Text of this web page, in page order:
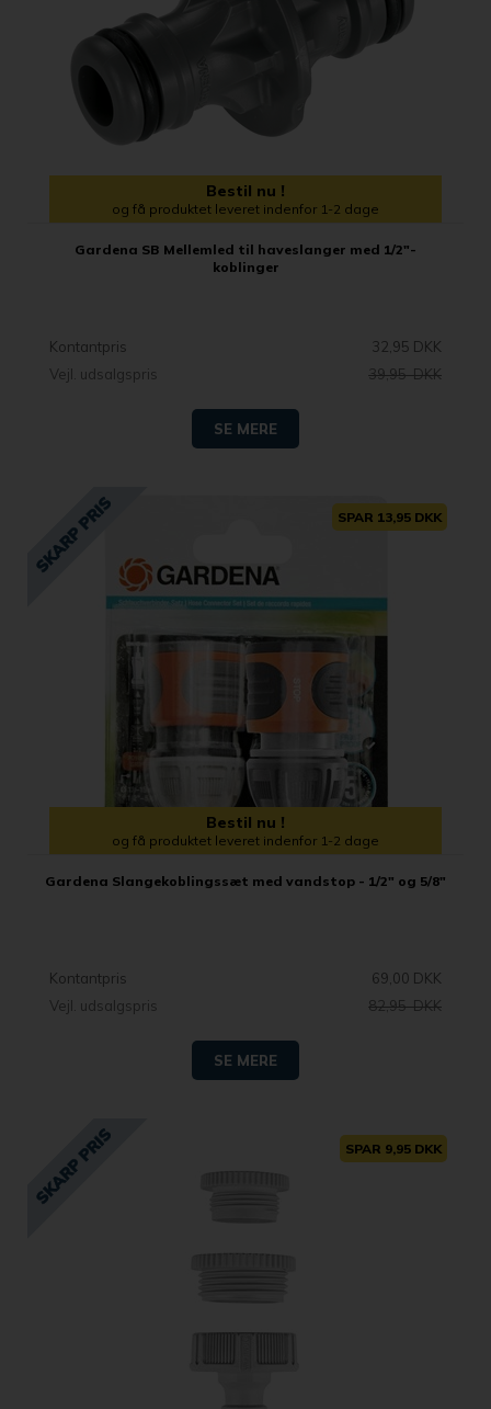
Bestil nu !
og få produktet leveret indenfor 1-2 dage
Gardena SB Mellemled til haveslanger med 1/2"-
koblinger
Kontantpris
32,95 DKK
Vejl. udsalgspris
39,95 DKK
SE MERE
SPAR 13,95 DKK
Bestil nu !
og få produktet leveret indenfor 1-2 dage
Gardena Slangekoblingssæt med vandstop - 1/2" og 5/8"
Kontantpris
69,00 DKK
Vejl. udsalgspris
82,95 DKK
SE MERE
SPAR 9,95 DKK